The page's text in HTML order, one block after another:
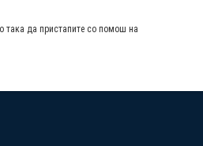
така да пристапите со помош на